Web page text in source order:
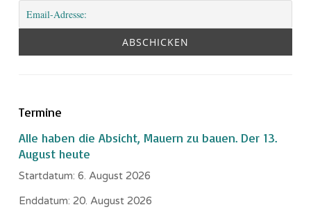
Termine
Alle haben die Absicht, Mauern zu bauen. Der 13.
August heute
Startdatum: 6. August 2026
Enddatum: 20. August 2026